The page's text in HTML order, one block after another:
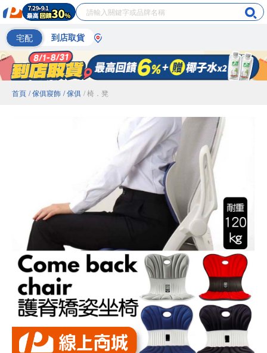
宅配 到店取貨
首頁 / 傢俱寢飾 / 傢俱 / 椅．凳